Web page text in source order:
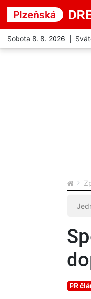
Sobota 8. 8. 2026 |
PR